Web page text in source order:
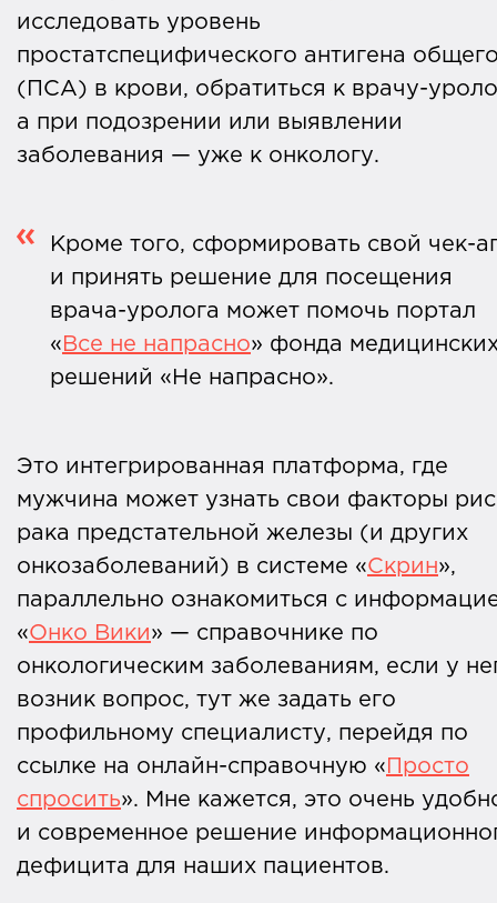
исследовать уровень
простатспецифического антигена
(ПСА) в крови, обратиться к врачу-
а при подозрении или выявлении
заболевания — уже к онкологу.
Кроме того, сформировать свой чек-
и принять решение для посещения
врача-уролога может помочь портал
« Все не напрасно» фонда
решений «Не напрасно».
Это интегрированная платформа, где
мужчина может узнать свои факторы
рака предстательной железы (и других
онкозаболеваний) в системе «Скрин»,
параллельно ознакомиться с
«Онко Вики» — справочнике по
онкологическим заболеваниям, если у
возник вопрос, тут же задать его
профильному специалисту, перейдя по
ссылке на онлайн-справочную « Просто
спросить». Мне кажется, это очень
и современное решение
дефицита для наших пациентов.